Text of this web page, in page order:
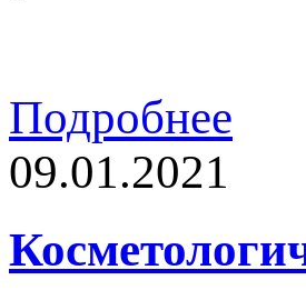
Подробнее
09.01.2021